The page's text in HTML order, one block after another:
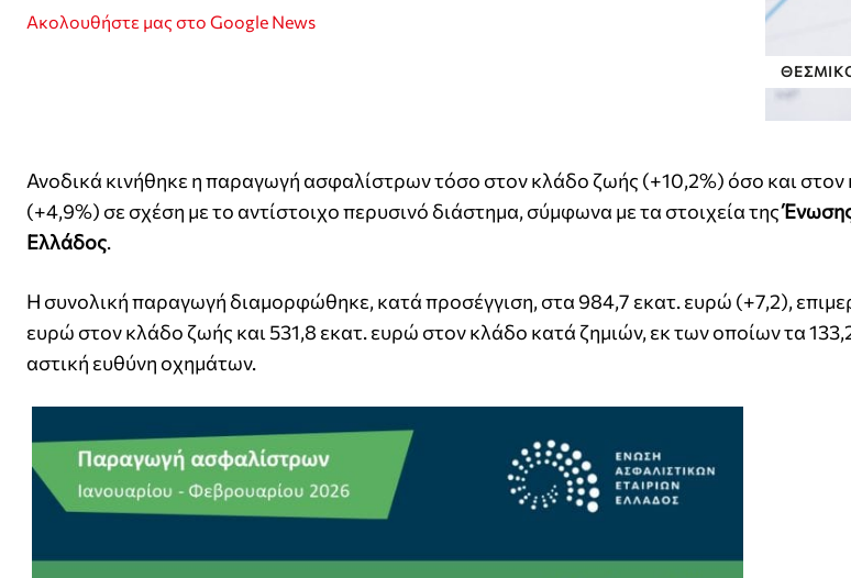
Ακολουθήστε μας στο Google News
Ανοδικά κινήθηκε η παραγωγή ασφαλίστρων τόσο στον κλάδο ζωής (+10,2%) όσο και
(+4,9%) σε σχέση με το αντίστοιχο περυσινό διάστημα, σύμφωνα με τα στοιχεία της
Ελλάδος.
Η συνολική παραγωγή διαμορφώθηκε, κατά προσέγγιση, στα 984,7 εκατ. ευρώ (+7,2),
ευρώ στον κλάδο ζωής και 531,8 εκατ. ευρώ στον κλάδο κατά ζημιών, εκ των οποίων τα
αστική ευθύνη οχημάτων.